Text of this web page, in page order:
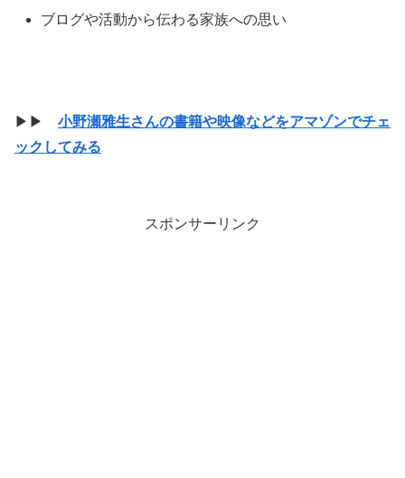
ブログや活動から伝わる家族への思い
▶▶ 小野瀬雅生さんの書籍や映像などをアマゾンでチェ
ックしてみる
スポンサーリンク